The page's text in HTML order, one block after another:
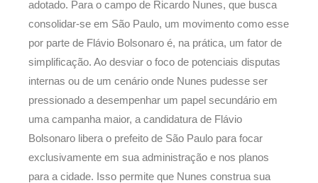
adotado. Para o campo de Ricardo Nunes, que busca
consolidar-se em São Paulo, um movimento como esse
por parte de Flávio Bolsonaro é, na prática, um fator de
simplificação. Ao desviar o foco de potenciais disputas
internas ou de um cenário onde Nunes pudesse ser
pressionado a desempenhar um papel secundário em
uma campanha maior, a candidatura de Flávio
Bolsonaro libera o prefeito de São Paulo para focar
exclusivamente em sua administração e nos planos
para a cidade. Isso permite que Nunes construa sua